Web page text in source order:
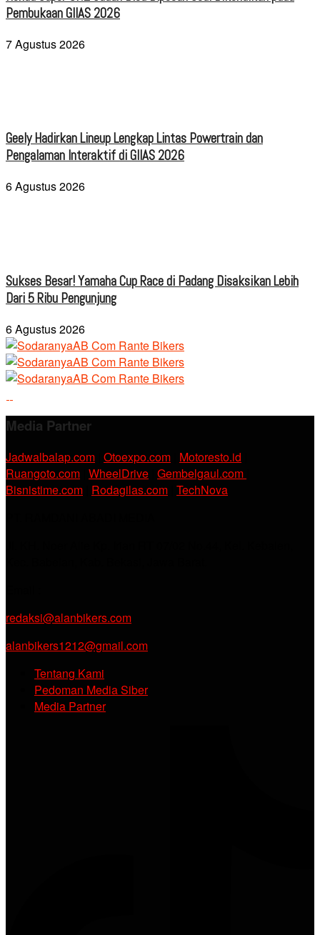
Pembukaan GIIAS 2026
7 Agustus 2026
Geely Hadirkan Lineup Lengkap Lintas Powertrain dan
Pengalaman Interaktif di GIIAS 2026
6 Agustus 2026
Sukses Besar! Yamaha Cup Race di Padang Disaksikan Lebih
Dari 5 Ribu Pengunjung
6 Agustus 2026
Media Partner
Jadwalbalap.com Otoexpo.com Motoresto.id
Ruangoto.com WheelDrive Gembelgaul.com
Bisnistime.com Rodagilas.com TechNova
redaksi@alanbikers.com
alanbikers1212@gmail.com
Tentang Kami
Pedoman Media Siber
Media Partner